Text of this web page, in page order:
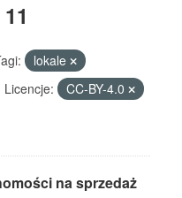
lokale
Licencje:
CC-BY-4.0
na sprzedaż